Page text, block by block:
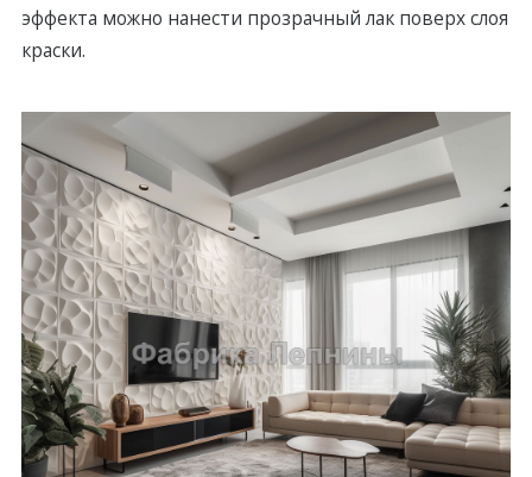
эффекта можно нанести прозрачный лак поверх слоя
краски.